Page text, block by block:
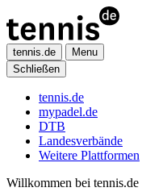
tennis.de
Menu
Schließen
tennis.de
mypadel.de
DTB
Landesverbände
Weitere Plattformen
Willkommen bei tennis.de